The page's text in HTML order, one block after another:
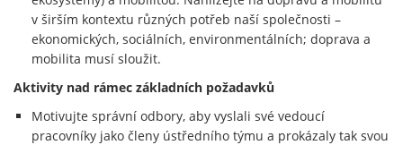
v širším kontextu různých potřeb naší společnosti –
ekonomických, sociálních, environmentálních; doprava a
mobilita musí sloužit.
Aktivity nad rámec základních požadavků
Motivujte správní odbory, aby vyslali své vedoucí
pracovníky jako členy ústředního týmu a prokázaly tak svou